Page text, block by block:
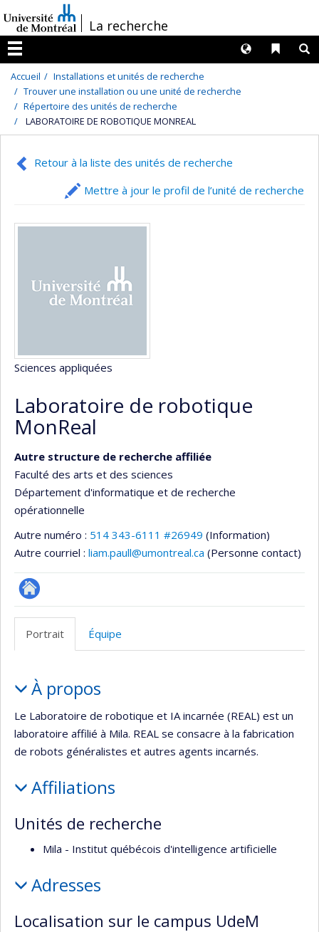
au
contenu
/La recherche
Menu
Liens
Langues
Accueil
Installations et unités de recherche
Trouver une installation ou une unité de recherche
Répertoire des unités de recherche
LABORATOIRE DE ROBOTIQUE MONREAL
Retour à la liste des unités de recherche
Mettre à jour le profil de l’unité de recherche
Sciences appliquées
Laboratoire de robotique
MonReal
Autre structure de recherche affiliée
Faculté des arts et des sciences
Département d'informatique et de recherche
opérationnelle
Autre numéro : 514 343-6111 #26949 (Information)
Autre courriel : liam.paull@umontreal.ca (Personne contact)
Autre
Portrait Équipe
Portrait
À propos
Le Laboratoire de robotique et IA incarnée (REAL) est un
laboratoire affilié à Mila. REAL se consacre à la fabrication
de robots généralistes et autres agents incarnés.
Affiliations
Unités de recherche
Mila - Institut québécois d'intelligence artificielle
Adresses
Localisation sur le campus UdeM